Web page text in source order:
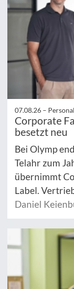
07.08.26 –
Corporate
besetzt neu
Bei Olymp
Telahr zum
übernimmt
Label.
Daniel